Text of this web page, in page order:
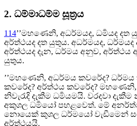
2. ධම්මාධම්ම සූත්‍රය
114’’මහණෙනි, අධර්මයද, ධර්‍මයද දත
අර්ත්‍ථයද දත යුතුය. අධර්මයද, ධර්මයද
අර්ත්‍ථයද දැන, ධර්මය අනුව, අර්ත්‍ථය
යුතුය.
’’මහණෙනි, අධර්මය කවරේද?
කවරේද? අර්ත්‍ථය කවරේද? මහණෙනි,
නිවැරැදි දැකීම ධර්‍මයමයි. වරදවා
අකුශල ධර්‍මයෝ පහළවෙත්. මේ
නොයෙක් කුශල ධර්මයෝ වැඩීමෙන්
අර්ත්‍ථයයි.